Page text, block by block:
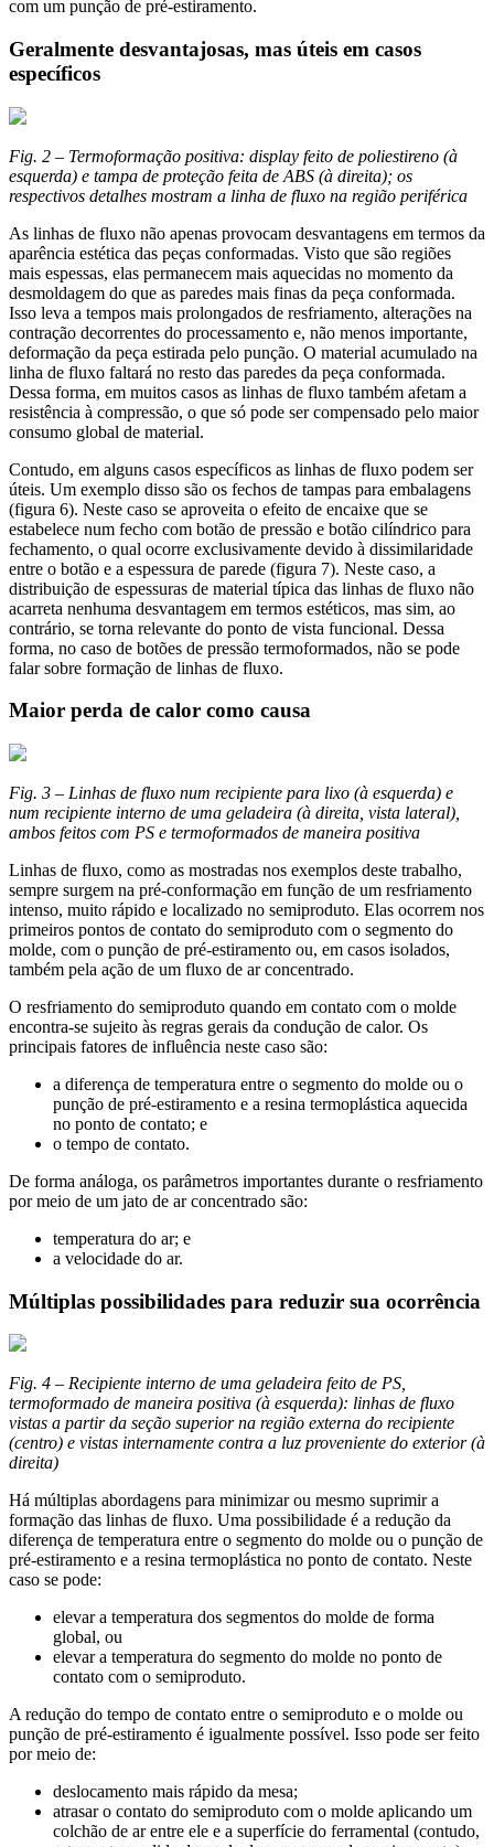
com um punção de pré-estiramento.
Geralmente desvantajosas, mas úteis em casos
específicos
Fig. 2 – Termoformação positiva: display feito de poliestireno (à
esquerda) e tampa de proteção feita de ABS (à direita); os
respectivos detalhes mostram a linha de fluxo na região periférica
As linhas de fluxo não apenas provocam desvantagens em termos da
aparência estética das peças conformadas. Visto que são regiões
mais espessas, elas permanecem mais aquecidas no momento da
desmoldagem do que as paredes mais finas da peça conformada.
Isso leva a tempos mais prolongados de resfriamento, alterações na
contração decorrentes do processamento e, não menos importante,
deformação da peça estirada pelo punção. O material acumulado na
linha de fluxo faltará no resto das paredes da peça conformada.
Dessa forma, em muitos casos as linhas de fluxo também afetam a
resistência à compressão, o que só pode ser compensado pelo maior
consumo global de material.
Contudo, em alguns casos específicos as linhas de fluxo podem ser
úteis. Um exemplo disso são os fechos de tampas para embalagens
(figura 6). Neste caso se aproveita o efeito de encaixe que se
estabelece num fecho com botão de pressão e botão cilíndrico para
fechamento, o qual ocorre exclusivamente devido à dissimilaridade
entre o botão e a espessura de parede (figura 7). Neste caso, a
distribuição de espessuras de material típica das linhas de fluxo não
acarreta nenhuma desvantagem em termos estéticos, mas sim, ao
contrário, se torna relevante do ponto de vista funcional. Dessa
forma, no caso de botões de pressão termoformados, não se pode
falar sobre formação de linhas de fluxo.
Maior perda de calor como causa
Fig. 3 – Linhas de fluxo num recipiente para lixo (à esquerda) e
num recipiente interno de uma geladeira (à direita, vista lateral),
ambos feitos com PS e termoformados de maneira positiva
Linhas de fluxo, como as mostradas nos exemplos deste trabalho,
sempre surgem na pré-conformação em função de um resfriamento
intenso, muito rápido e localizado no semiproduto. Elas ocorrem nos
primeiros pontos de contato do semiproduto com o segmento do
molde, com o punção de pré-estiramento ou, em casos isolados,
também pela ação de um fluxo de ar concentrado.
O resfriamento do semiproduto quando em contato com o molde
encontra-se sujeito às regras gerais da condução de calor. Os
principais fatores de influência neste caso são:
a diferença de temperatura entre o segmento do molde ou o
punção de pré-estiramento e a resina termoplástica aquecida
no ponto de contato; e
o tempo de contato.
De forma análoga, os parâmetros importantes durante o resfriamento
por meio de um jato de ar concentrado são:
temperatura do ar; e
a velocidade do ar.
Múltiplas possibilidades para reduzir sua ocorrência
Fig. 4 – Recipiente interno de uma geladeira feito de PS,
termoformado de maneira positiva (à esquerda): linhas de fluxo
vistas a partir da seção superior na região externa do recipiente
(centro) e vistas internamente contra a luz proveniente do exterior (à
direita)
Há múltiplas abordagens para minimizar ou mesmo suprimir a
formação das linhas de fluxo. Uma possibilidade é a redução da
diferença de temperatura entre o segmento do molde ou o punção de
pré-estiramento e a resina termoplástica no ponto de contato. Neste
caso se pode:
elevar a temperatura dos segmentos do molde de forma
global, ou
elevar a temperatura do segmento do molde no ponto de
contato com o semiproduto.
A redução do tempo de contato entre o semiproduto e o molde ou
punção de pré-estiramento é igualmente possível. Isso pode ser feito
por meio de:
deslocamento mais rápido da mesa;
atrasar o contato do semiproduto com o molde aplicando um
colchão de ar entre ele e a superfície do ferramental (contudo,